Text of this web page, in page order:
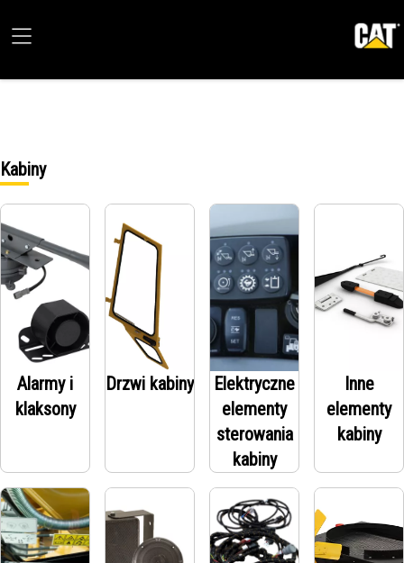
Kabiny
Alarmy i
klaksony
Drzwi kabiny
Elektryczne
elementy
sterowania
kabiny
Inne
elementy
kabiny